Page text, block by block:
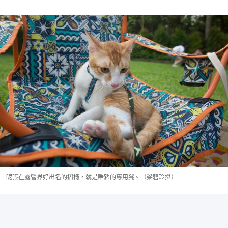
呢張在露營界好出名的摺椅，就是啱豬的專用凳。（梁碧玲攝）